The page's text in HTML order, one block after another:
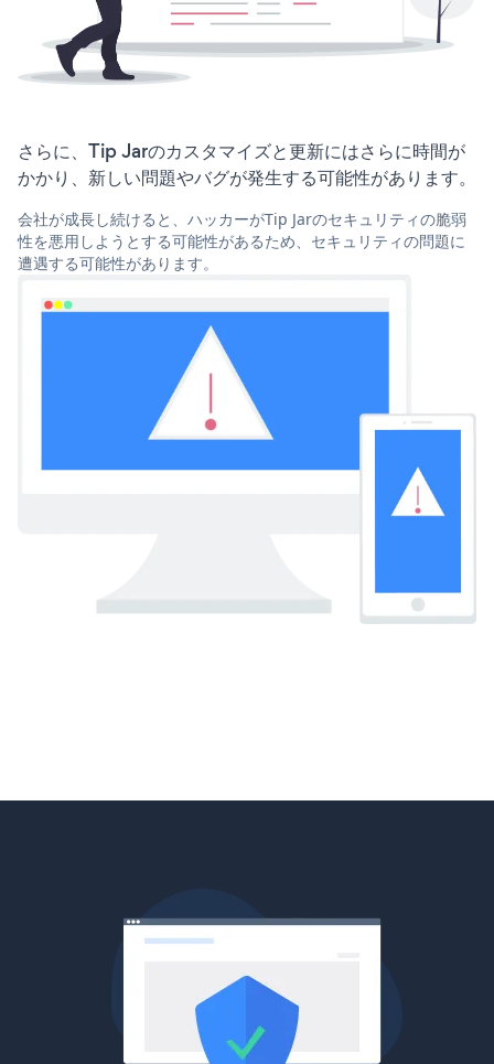
さらに、Tip Jarのカスタマイズと更新にはさらに時間が
かかり、新しい問題やバグが発生する可能性があります。
会社が成長し続けると、ハッカーがTip Jarのセキュリティの脆弱
性を悪用しようとする可能性があるため、セキュリティの問題に
遭遇する可能性があります。